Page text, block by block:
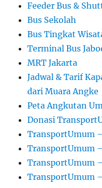
Feeder Bus &
Bus Sekolah
Bus Tingkat
Terminal Bus
MRT Jakarta
Jadwal & Tarif
dari Muara Angke
Peta Angkutan
Donasi
TransportUmum
TransportUmum
TransportUmum
TransportUmum